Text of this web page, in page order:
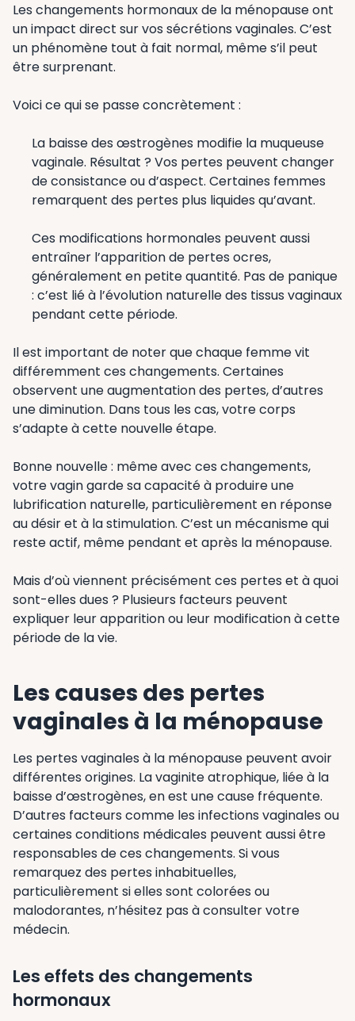
Les changements hormonaux de la ménopause ont
un impact direct sur vos sécrétions vaginales. C’est
un phénomène tout à fait normal, même s’il peut
être surprenant.
Voici ce qui se passe concrètement :
La baisse des œstrogènes modifie la muqueuse
vaginale. Résultat ? Vos pertes peuvent changer
de consistance ou d’aspect. Certaines femmes
remarquent des pertes plus liquides qu’avant.
Ces modifications hormonales peuvent aussi
entraîner l’apparition de pertes ocres,
généralement en petite quantité. Pas de panique
: c’est lié à l’évolution naturelle des tissus vaginaux
pendant cette période.
Il est important de noter que chaque femme vit
différemment ces changements. Certaines
observent une augmentation des pertes, d’autres
une diminution. Dans tous les cas, votre corps
s’adapte à cette nouvelle étape.
Bonne nouvelle : même avec ces changements,
votre vagin garde sa capacité à produire une
lubrification naturelle, particulièrement en réponse
au désir et à la stimulation. C’est un mécanisme qui
reste actif, même pendant et après la ménopause.
Mais d’où viennent précisément ces pertes et à quoi
sont-elles dues ? Plusieurs facteurs peuvent
expliquer leur apparition ou leur modification à cette
période de la vie.
Les causes des pertes
vaginales à la ménopause
Les pertes vaginales à la ménopause peuvent avoir
différentes origines. La vaginite atrophique, liée à la
baisse d’œstrogènes, en est une cause fréquente.
D’autres facteurs comme les infections vaginales ou
certaines conditions médicales peuvent aussi être
responsables de ces changements. Si vous
remarquez des pertes inhabituelles,
particulièrement si elles sont colorées ou
malodorantes, n’hésitez pas à consulter votre
médecin.
Les effets des changements
hormonaux